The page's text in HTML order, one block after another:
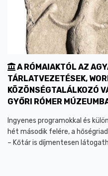
A RÓMAIAKTÓL AZ
TÁRLATVEZETÉSEK,
KÖZÖNSÉGTALÁLKOZÓ
GYŐRI RÓMER
Ingyenes programokkal és
hét második felére, a
– Kőtár is díjmentesen